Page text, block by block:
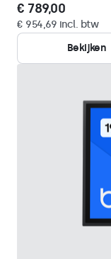
€ 789,00
€ 954,69 incl. btw
Bekijken